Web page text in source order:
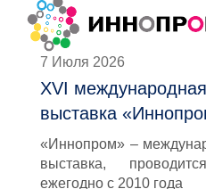
7 Июля 2026
XVI
выставка
«Иннопром» –
выставка,
ежегодно с 2010 года